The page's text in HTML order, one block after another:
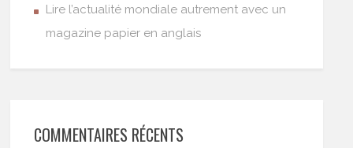
Lire l’actualité mondiale autrement avec un
magazine papier en anglais
COMMENTAIRES RÉCENTS